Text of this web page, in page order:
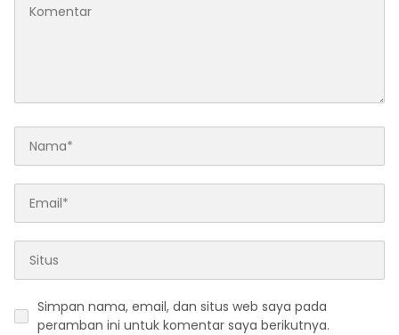
Simpan nama, email, dan situs web saya pada
peramban ini untuk komentar saya berikutnya.